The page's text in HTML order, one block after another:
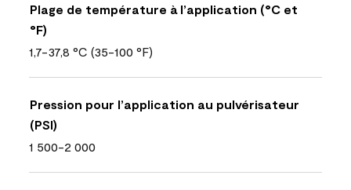
Plage de température à l’application (°C et
°F)
1,7-37,8 °C (35-100 °F)
Pression pour l’application au pulvérisateur
(PSI)
1 500-2 000